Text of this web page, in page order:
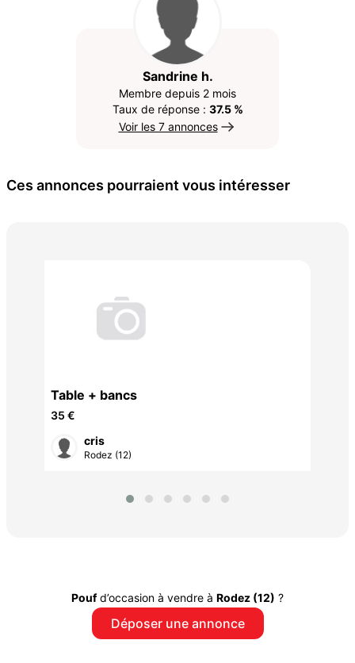
Sandrine h.
Membre depuis 2 mois
Taux de réponse : 37.5 %
Voir les 7 annonces
Ces annonces pourraient vous intéresser
Table + bancs
35 €
cris
Rodez (12)
Poufd’occasion à vendre à Rodez (12) ?
Déposer une annonce